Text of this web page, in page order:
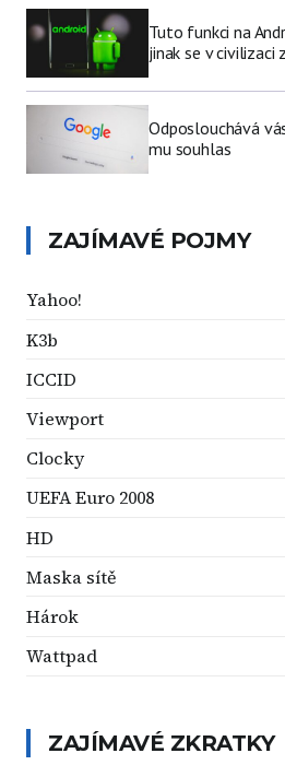
Tuto funkci na
jinak se v
Odposlouchává
mu souhlas
ZAJÍMAVÉ POJMY
Yahoo!
K3b
ICCID
Viewport
Clocky
UEFA Euro 2008
HD
Maska sítě
Hárok
Wattpad
ZAJÍMAVÉ ZKRATKY